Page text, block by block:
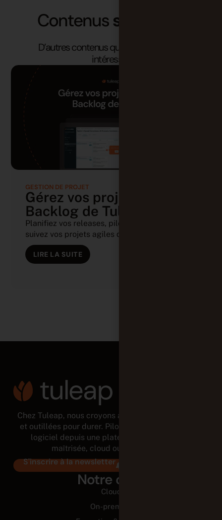
Contenussimilaires
D’autres contenus qui pourraient vous
intéresser.
GESTION DE PROJET
Gérez vos projets avec le
Backlog de Tuleap
Planifiez vos releases, pilotez vos sprints et
suivez vos projets agiles depuis (...)
LIRE LA SUITE
Chez Tuleap, nous croyons aux équipes autonomes
et outillées pour durer. Pilotez tout le cycle de vie
logiciel depuis une plateforme modulaire et
maîtrisée, cloud ou on-premises.
S'inscrire à la newsletter
Notre offre
Cloud
On-premise